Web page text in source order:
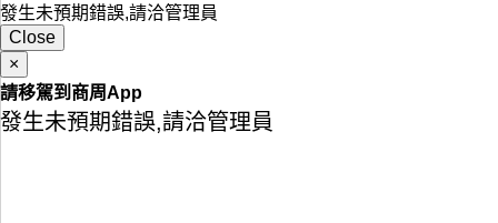
發生未預期錯誤,請洽管理員
Close
×
請移駕到商周App
發生未預期錯誤,請洽管理員